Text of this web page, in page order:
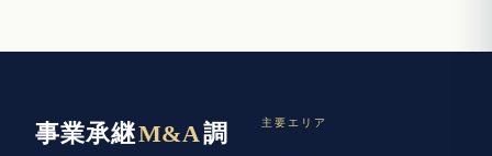
事業承継M&A調
主要エリア